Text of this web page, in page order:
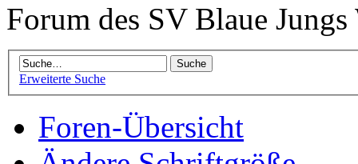
Forum des SV Blaue
Erweiterte Suche
Foren-Übersicht